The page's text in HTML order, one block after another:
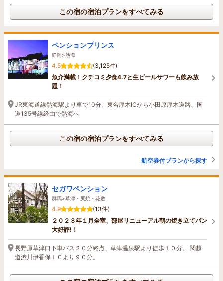
この宿の宿泊プランをすべてみる
ペンションプリンス
静岡>熱海
4.5
(3,125件)
魚介満載！クチコミ夕食4.7と生ビールサワーも飲み放
題！
JR東海道線熱海駅より車で10分。東名厚木ICから小田原厚木道路、国
道135号線経由で熱海へ
この宿の宿泊プランをすべてみる
航空券付プランから探す
セガワペンション
群馬>草津・尻焼・花敷
4.9
(13件)
２０２３年１月全室、部屋リニューアル朝の焼き立てパン
大好評!！
長野原草津口下車バス２０分終点、草津温泉駅より徒歩１０分。 関越
道渋川伊香保ＩＣより９０分。